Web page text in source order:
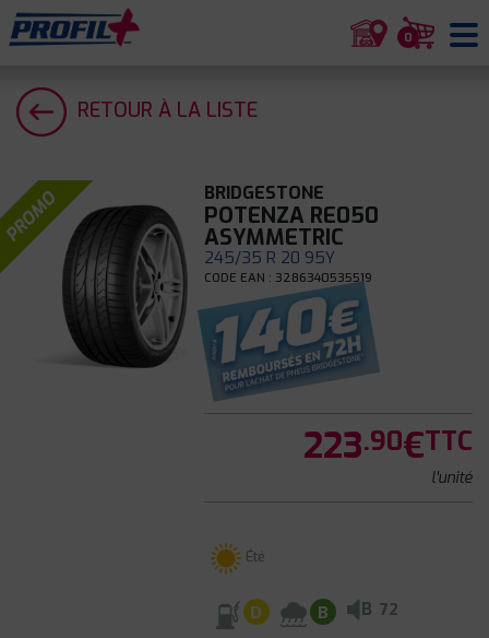
0
RETOUR À LA LISTE
PROMO BRIDGESTONE
POTENZA RE050
ASYMMETRIC
245/35 R 20 95Y
CODE EAN : 3286340535519
223.90€TTC
l'unité
Été
D B B 72